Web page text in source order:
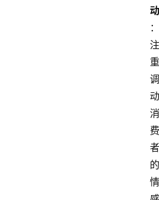
动
：
注
重
调
动
消
费
者
的
情